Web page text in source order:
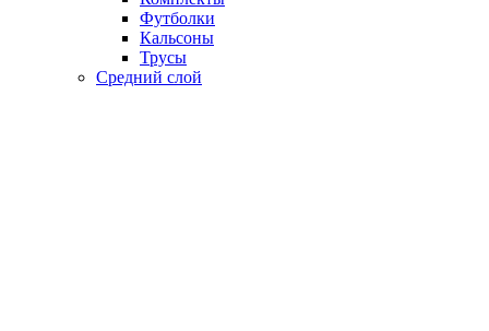
Футболки
Кальсоны
Трусы
Средний слой